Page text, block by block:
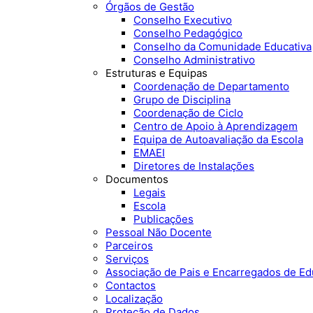
Órgãos de Gestão
Conselho Executivo
Conselho Pedagógico
Conselho da Comunidade Educativa
Conselho Administrativo
Estruturas e Equipas
Coordenação de Departamento
Grupo de Disciplina
Coordenação de Ciclo
Centro de Apoio à Aprendizagem
Equipa de Autoavaliação da Escola
EMAEI
Diretores de Instalações
Documentos
Legais
Escola
Publicações
Pessoal Não Docente
Parceiros
Serviços
Associação de Pais e Encarregados de
Contactos
Localização